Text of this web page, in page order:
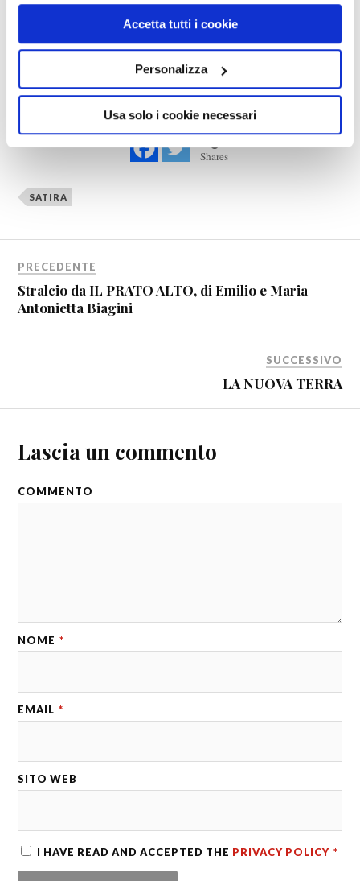
Accetta tutti i cookie
Personalizza
Usa solo i cookie necessari
solo, la lettura di quest’opera serve anche a far sorridere
pensando alla figura di Padre Pio e ai ricordi delle
0
Shares
SATIRA
PRECEDENTE
Stralcio da IL PRATO ALTO, di Emilio e Maria
Antonietta Biagini
SUCCESSIVO
LA NUOVA TERRA
Lascia un commento
COMMENTO
NOME *
EMAIL *
SITO WEB
I HAVE READ AND ACCEPTED THE PRIVACY POLICY *